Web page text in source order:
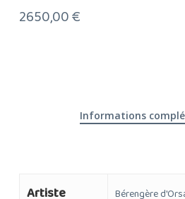
2650,00€
Informations
Artiste Bérengère